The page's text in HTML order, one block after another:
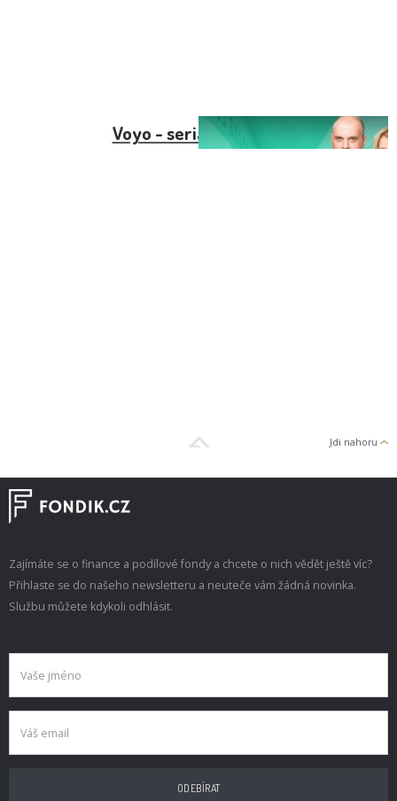
Voyo - seriál Ordinace
Jdi nahoru
Zajímáte se o finance a podílové fondy a chcete o nich vědět ještě víc?
Přihlaste se do našeho newsletteru a neuteče vám žádná novinka.
Službu můžete kdykoli odhlásit.